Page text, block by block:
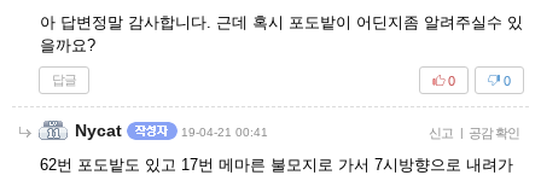
아 답변정말 감사합니다. 근데 혹시 포도밭이 어딘지좀 알려주실수 있
을까요?
답글 0
0
Nycat 19-04-21 00:41 신고 | 공감 확인
62번 포도밭도 있고 17번 메마른 불모지로 가서 7시방향으로 내려가